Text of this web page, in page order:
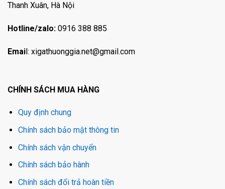
Thanh Xuân, Hà Nội
Hotline/zalo: 0916 388 885
Email: xigathuonggia.net@gmail.com
CHÍNH SÁCH MUA HÀNG
Quy định chung
Chính sách bảo mật thông tin
Chính sách vận chuyển
Chính sách bảo hành
Chính sách đổi trả hoàn tiền